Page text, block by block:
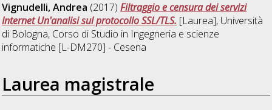
Vignudelli, Andrea (2017)Filtraggio e censura dei servizi
Internet Un'analisi sul protocollo SSL/TLS. [Laurea], Università
di Bologna, Corso di Studio in Ingegneria e scienze
informatiche [L-DM270] - Cesena
Laurea magistrale